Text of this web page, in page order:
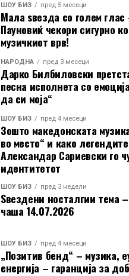
ШОУ БИЗ пред 5 месеци
Мала ѕвезда со голем глас
Пауновиќ чекори сигурно
музичкиот врв!
НАРОДНА пред 3 месеци
Дарко Билбиловски
песна исполнета со
да си моја“
ШОУ БИЗ пред 4 месеци
Зошто македонската
во место“ и како
Александар Сариевски го
идентитетот
ШОУ БИЗ пред 3 недели
Ѕвездени носталгии тема
чаша 14.07.2026
ШОУ БИЗ пред 4 месеци
„Позитив бенд“ – музика,
енергија – гаранција за